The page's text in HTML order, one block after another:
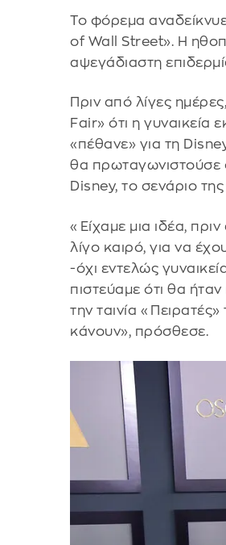
Το φόρεμα
of Wall Street». Η
αψεγάδιαστη
Πριν από λίγες
Fair» ότι η γυναικεία
«πέθανε» για τη
θα πρωταγωνιστούσε
Disney, το σενάριο
«Είχαμε μια ιδέα,
λίγο καιρό, για να
-όχι εντελώς
πιστεύαμε ότι θα
την ταινία
κάνουν», πρόσθεσε.